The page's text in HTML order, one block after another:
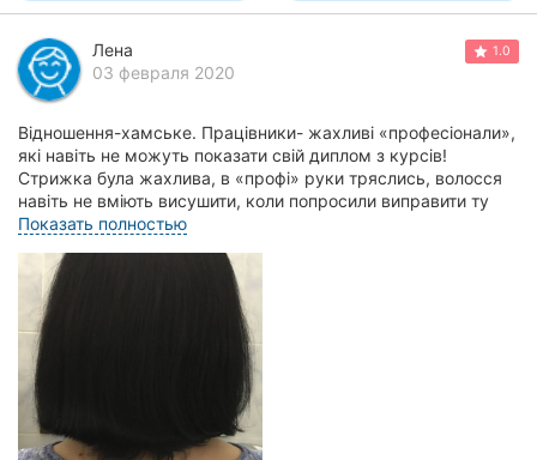
Сумы
Ивано-
Франковск
Луцк
Ужгород
Карпаты
Лена
03 февраля 2020
1.0
Відношення-хамське. Працівники- жахливі «професіонали»,
які навіть не можуть показати свій диплом з курсів!
Стрижка була жахлива, в «профі» руки тряслись, волосся
навіть не вміють висушити, коли попросили виправити ту
пародію яку вони зробили, то к...
Показать полностью